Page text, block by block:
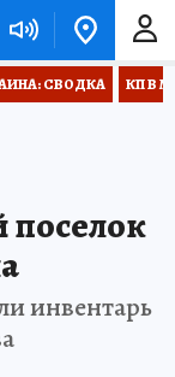
СВОДКА КП В
инвентарь